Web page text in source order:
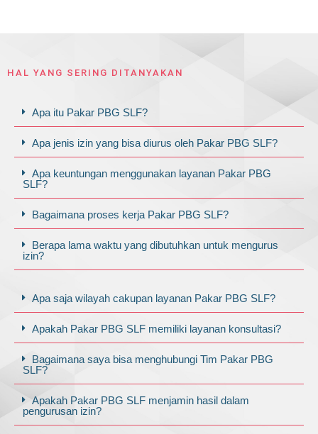
HAL YANG SERING DITANYAKAN
Apa itu Pakar PBG SLF?
Apa jenis izin yang bisa diurus oleh Pakar PBG SLF?
Apa keuntungan menggunakan layanan Pakar PBG
SLF?
Bagaimana proses kerja Pakar PBG SLF?
Berapa lama waktu yang dibutuhkan untuk mengurus
izin?
Apa saja wilayah cakupan layanan Pakar PBG SLF?
Apakah Pakar PBG SLF memiliki layanan konsultasi?
Bagaimana saya bisa menghubungi Tim Pakar PBG
SLF?
Apakah Pakar PBG SLF menjamin hasil dalam
pengurusan izin?